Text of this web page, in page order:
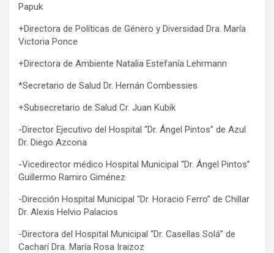
Papuk
+Directora de Políticas de Género y Diversidad Dra. María
Victoria Ponce
+Directora de Ambiente Natalia Estefanía Lehrmann
*Secretario de Salud Dr. Hernán Combessies
+Subsecretario de Salud Cr. Juan Kubik
-Director Ejecutivo del Hospital “Dr. Ángel Pintos” de Azul
Dr. Diego Azcona
-Vicedirector médico Hospital Municipal “Dr. Ángel Pintos”
Guillermo Ramiro Giménez
-Dirección Hospital Municipal “Dr. Horacio Ferro” de Chillar
Dr. Alexis Helvio Palacios
-Directora del Hospital Municipal “Dr. Casellas Solá” de
Cacharí Dra. María Rosa Iraizoz